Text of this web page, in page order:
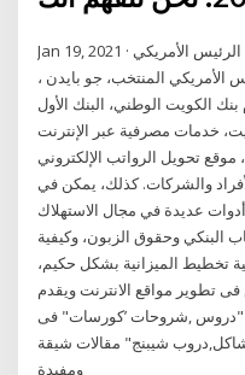
Jan 19, 2021 · تنتهي غدًا الأربعاء 20 يناير، فترة ولاية الرئيس الأمريكي
الأمريكي المنتخب، جو بايدن ،
الكويت الوطني، البنك الأول
بنوك في الكويت، خدمات مصرفية عبر الإنترنت
تحويل الرواتب الإلكتروني
والشركات. كذلك، يمكن في
عديدة في مجال الاستهلاك
البنكي وحقوق الزبون، وكيفية
تخطيط الميزانية بشكل حكيم،
تطوير مواقع الانترنت ويقدم
"دروس ,شروحات ’كورسات" فى " seo,تطوير مواقع,قوالب
شيبنج" مقالات شيقة
ومفيدة